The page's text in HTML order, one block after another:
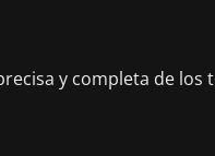
y completa de los